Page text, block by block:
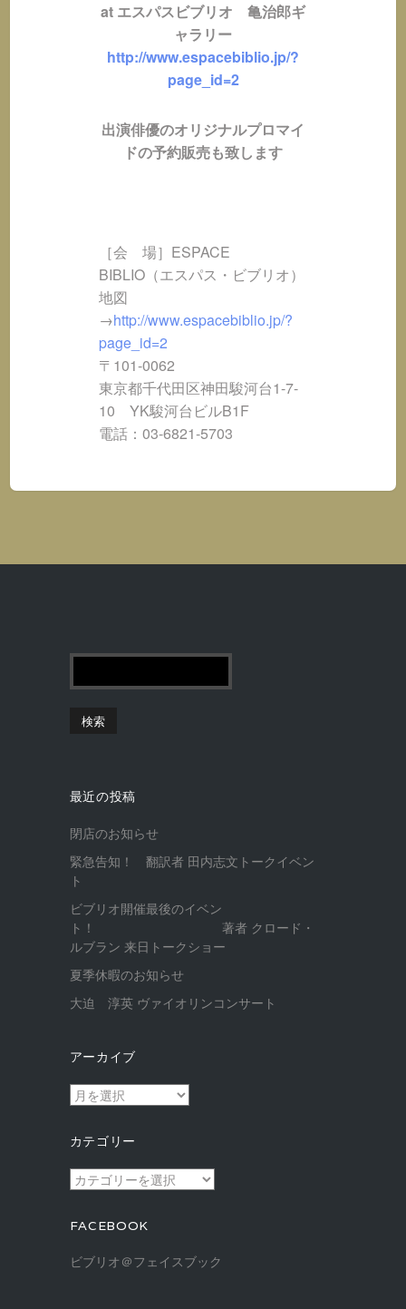
at エスパスビブリオ 亀治郎ギ
ャラリー
http://www.espacebiblio.jp/?
page_id=2
出演俳優のオリジナルプロマイ
ドの予約販売も致します
［会 場］ESPACE
BIBLIO（エスパス・ビブリオ）
地図
→http://www.espacebiblio.jp/?
page_id=2
〒101-0062
東京都千代田区神田駿河台1-7-
10 YK駿河台ビルB1F
電話：03-6821-5703
最近の投稿
閉店のお知らせ
緊急告知！ 翻訳者 田内志文トークイベン
ト
ビブリオ開催最後のイベン
ト！ 著者 クロード・
ルブラン 来日トークショー
夏季休暇のお知らせ
大迫 淳英 ヴァイオリンコンサート
アーカイブ
ア
ー
イ
ブ
カテゴリー
カ
テ
リ
ー
FACEBOOK
ビブリオ＠フェイスブック